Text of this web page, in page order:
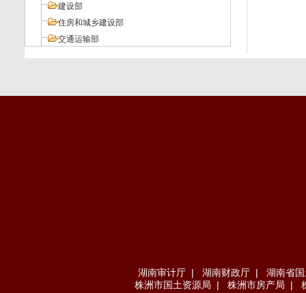
建设部
住房和城乡建设部
交通运输部
湖南审计厅 | 湖南财政厅 |
湖南省
株洲市国土资源局
| 株洲市房产局 |